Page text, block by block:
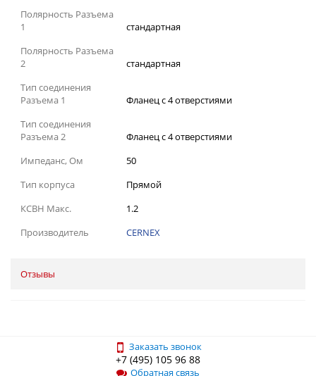
Полярность Разъема
1
стандартная
Полярность Разъема
2
стандартная
Тип соединения
Разъема 1
Фланец с 4 отверстиями
Тип соединения
Разъема 2
Фланец с 4 отверстиями
Импеданс, Ом
50
Тип корпуса
Прямой
КСВН Макс.
1.2
Производитель
CERNEX
Отзывы
Заказать звонок
+7 (495) 105 96 88
Обратная связь